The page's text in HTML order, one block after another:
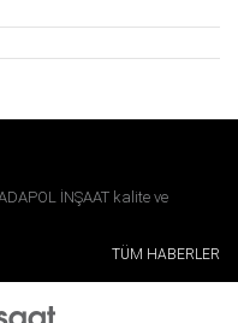
İNŞAAT kalite ve
TÜM HABERLER